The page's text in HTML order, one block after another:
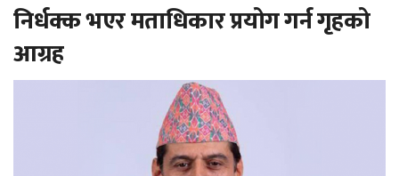
निर्धक्क भएर मताधिकार प्रयोग गर्न गृहको
आग्रह